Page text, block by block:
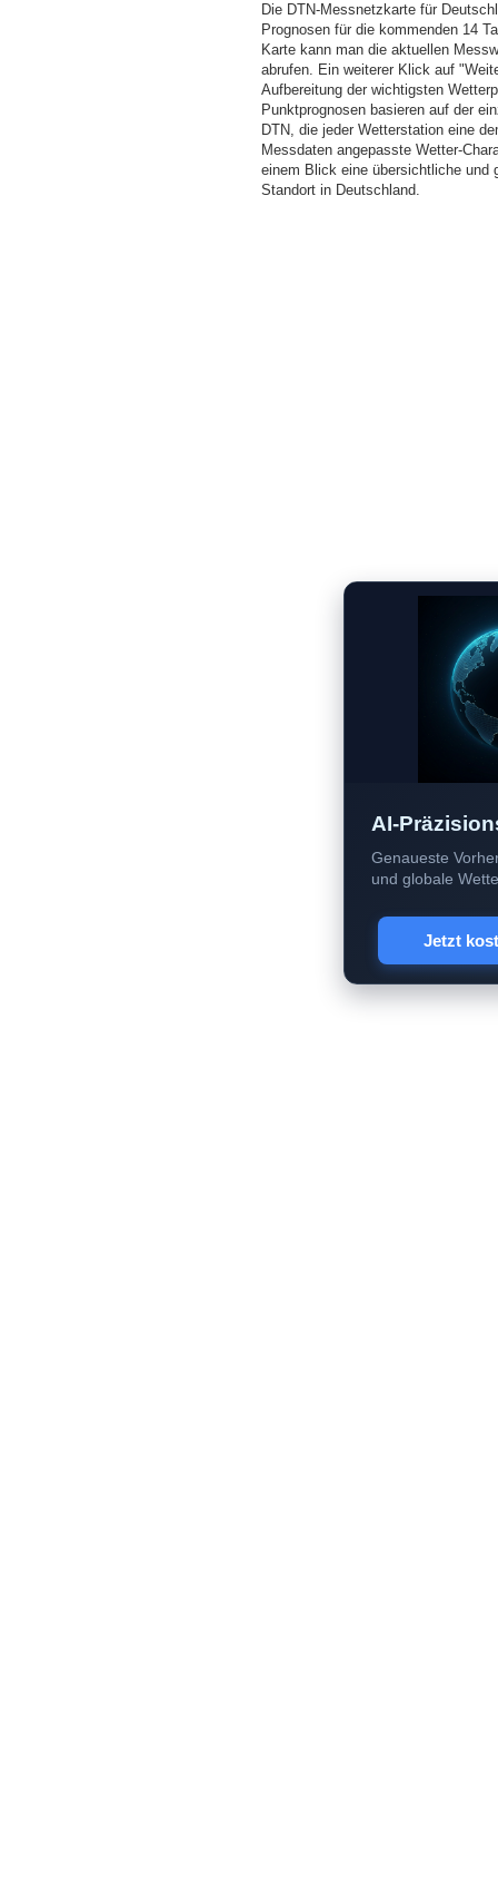
Die DTN-Messnetzkarte für
Prognosen für die kommenden 14
Karte kann man die aktuellen
abrufen. Ein weiterer Klick auf
Aufbereitung der wichtigsten
Punktprognosen basieren auf der
DTN, die jeder Wetterstation eine
Messdaten angepasste Wetter-
einem Blick eine übersichtliche und
Standort in Deutschland.
AI-
Genaueste
und globale
Jetzt